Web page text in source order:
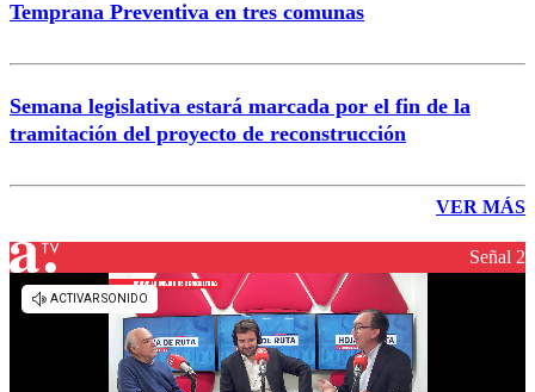
Temprana Preventiva en tres comunas
Semana legislativa estará marcada por el fin de la
tramitación del proyecto de reconstrucción
VER MÁS
Señal 2